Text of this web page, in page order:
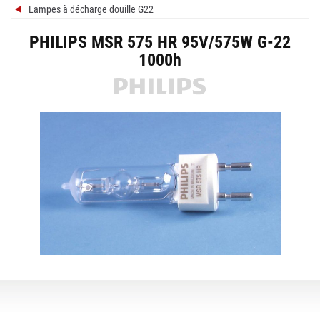
Lampes à décharge douille G22
PHILIPS MSR 575 HR 95V/575W G-22
1000h